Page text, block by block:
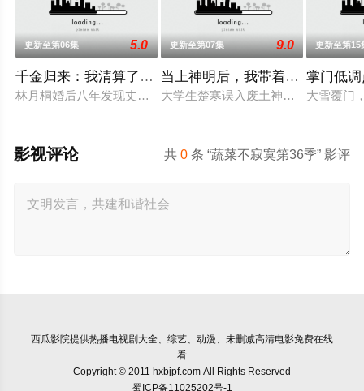
更新至第06集 5.0
千金归来：我清算了枕边人
林月桐婚后八年发现丈夫顾明轩联合情人苏婉、婆家图谋自家
更新至第07集 9.0
当上神明后，我带着信徒干翻了
大学生楚寒误入废土神选游戏，新手
更新至第15
掌门低
大雪覆门
共0 条 “蔬菜不寂寞第36季” 影评
影视评论
西瓜影院提供热播电视剧大全、综艺、动漫、未删减高清电影免费在线
看
Copyright © 2011 hxbjpf.com All Rights Reserved
蜀ICP备11025202号-1